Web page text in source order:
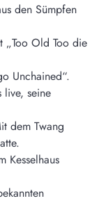
den Sümpfen
„Too Old Too die
Unchained“.
live, seine
dem Twang
Kesselhaus